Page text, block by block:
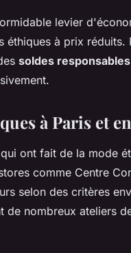
levier
éthiques à prix réduits.
soldes responsables
à Paris et
qui ont fait de la mode
comme Centre
selon des critères
de nombreux ateliers